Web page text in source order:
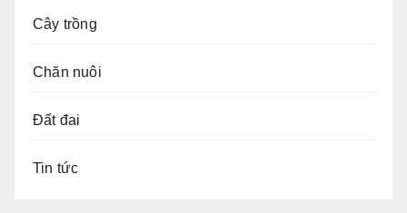
Cây trồng
Chăn nuôi
Đất đai
Tin tức